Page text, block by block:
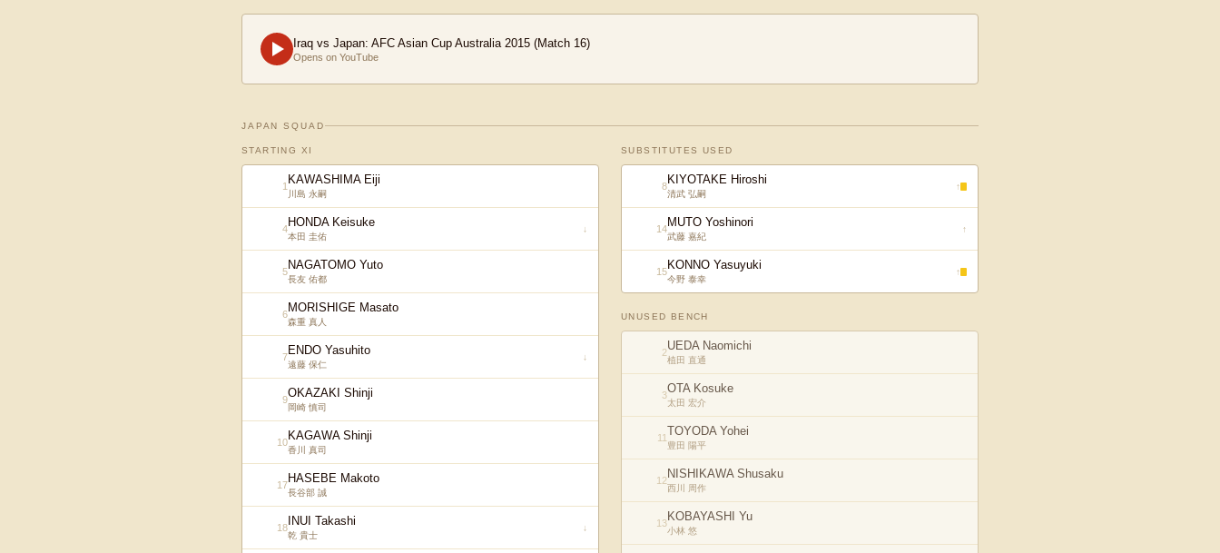
Iraq vs Japan: AFC Asian Cup Australia 2015 (Match 16)
Opens on YouTube
JAPAN SQUAD
STARTING XI
1 KAWASHIMA Eiji
川島 永嗣
4HONDA Keisuke
本田 圭佑
↓
5NAGATOMO Yuto
長友 佑都
6MORISHIGE Masato
森重 真人
7ENDO Yasuhito
遠藤 保仁
↓
9OKAZAKI Shinji
岡崎 慎司
10KAGAWA Shinji
香川 真司
17HASEBE Makoto
長谷部 誠
18 INUI Takashi
乾 貴士
↓
SUBSTITUTES USED
8KIYOTAKE Hiroshi
清武 弘嗣
↑
14MUTO Yoshinori
武藤 嘉紀
↑
15KONNO Yasuyuki
今野 泰幸
↑
UNUSED BENCH
2UEDA Naomichi
植田 直通
3OTA Kosuke
太田 宏介
11TOYODA Yohei
豊田 陽平
12NISHIKAWA Shusaku
西川 周作
13KOBAYASHI Yu
小林 悠